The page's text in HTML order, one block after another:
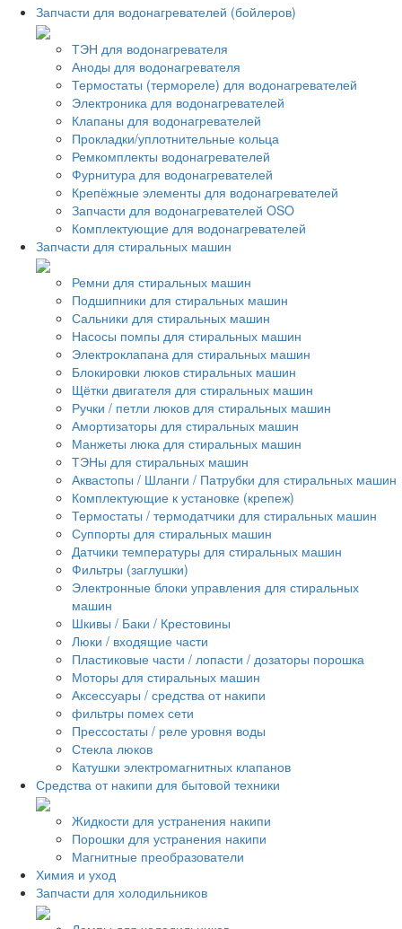
Запчасти для водонагревателей (бойлеров)
ТЭН для водонагревателя
Аноды для водонагревателя
Термостаты (термореле) для водонагревателей
Электроника для водонагревателей
Клапаны для водонагревателей
Прокладки/уплотнительные кольца
Ремкомплекты водонагревателей
Фурнитура для водонагревателей
Крепёжные элементы для водонагревателей
Запчасти для водонагревателей OSO
Комплектующие для водонагревателей
Запчасти для стиральных машин
Ремни для стиральных машин
Подшипники для стиральных машин
Сальники для стиральных машин
Насосы помпы для стиральных машин
Электроклапана для стиральных машин
Блокировки люков стиральных машин
Щётки двигателя для стиральных машин
Ручки / петли люков для стиральных машин
Амортизаторы для стиральных машин
Манжеты люка для стиральных машин
ТЭНы для стиральных машин
Аквастопы / Шланги / Патрубки для стиральных машин
Комплектующие к установке (крепеж)
Термостаты / термодатчики для стиральных машин
Суппорты для стиральных машин
Датчики температуры для стиральных машин
Фильтры (заглушки)
Электронные блоки управления для стиральных
машин
Шкивы / Баки / Крестовины
Люки / входящие части
Пластиковые части / лопасти / дозаторы порошка
Моторы для стиральных машин
Аксессуары / средства от накипи
фильтры помех сети
Прессостаты / реле уровня воды
Стекла люков
Катушки электромагнитных клапанов
Средства от накипи для бытовой техники
Жидкости для устранения накипи
Порошки для устранения накипи
Магнитные преобразователи
Химия и уход
Запчасти для холодильников